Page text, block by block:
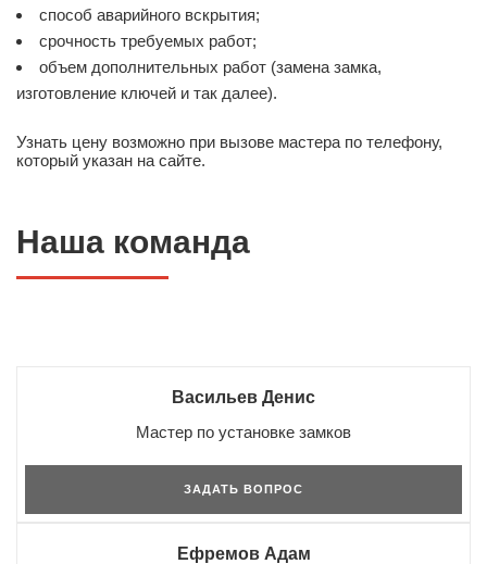
способ аварийного вскрытия;
срочность требуемых работ;
объем дополнительных работ (замена замка,
изготовление ключей и так далее).
Узнать цену возможно при вызове мастера по телефону,
который указан на сайте.
Наша команда
Васильев Денис
Мастер по установке замков
ЗАДАТЬ ВОПРОС
Ефремов Адам